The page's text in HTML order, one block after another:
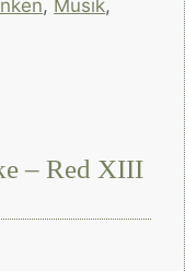
, Musik,
– Red XIII